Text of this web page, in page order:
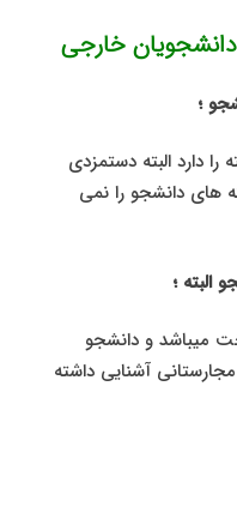
خارجی
؛
در هفته را دارد البته دستمزدی
های دانشجو را نمی
البته ؛
میباشد و دانشجو
آشنایی داشته